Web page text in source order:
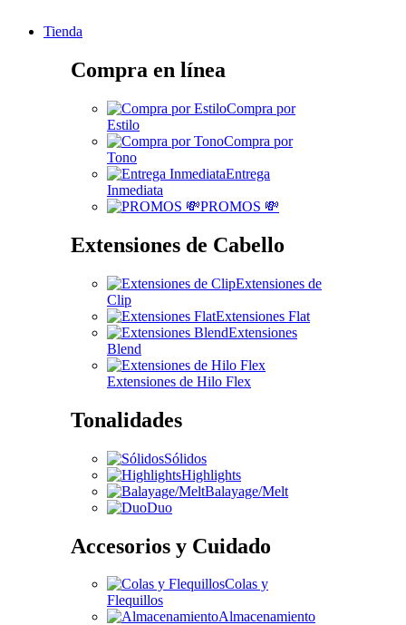
Tienda
Compra en línea
Compra por
Estilo
Compra por
Tono
Entrega
Inmediata
PROMOS 💸
Extensiones de Cabello
Extensiones de
Clip
Extensiones Flat
Extensiones
Blend
Extensiones de Hilo Flex
Tonalidades
Sólidos
Highlights
Balayage/Melt
Duo
Accesorios y Cuidado
Colas y
Flequillos
Almacenamiento